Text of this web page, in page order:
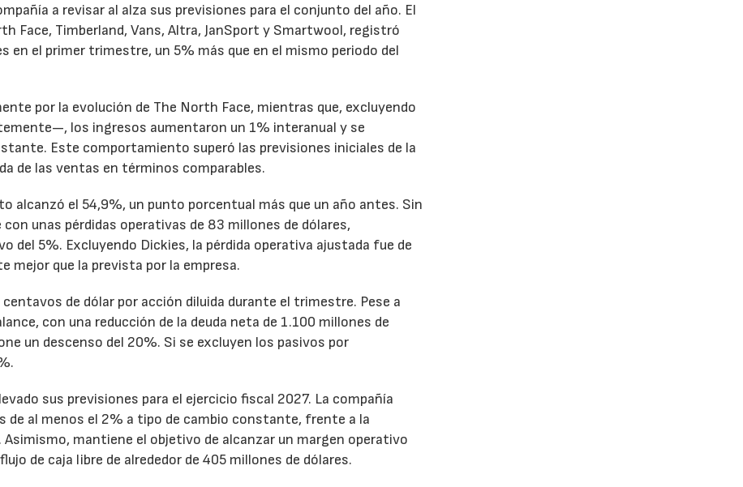
a revisar al alza sus previsiones para el conjunto del año. El
Face, Timberland, Vans, Altra, JanSport y Smartwool, registró
en el primer trimestre, un 5% más que en el mismo periodo del
por la evolución de The North Face, mientras que, excluyendo
los ingresos aumentaron un 1% interanual y se
Este comportamiento superó las previsiones iniciales de la
de las ventas en términos comparables.
alcanzó el 54,9%, un punto porcentual más que un año antes. Sin
unas pérdidas operativas de 83 millones de dólares,
del 5%. Excluyendo Dickies, la pérdida operativa ajustada fue de
mejor que la prevista por la empresa.
de dólar por acción diluida durante el trimestre. Pese a
con una reducción de la deuda neta de 1.100 millones de
un descenso del 20%. Si se excluyen los pasivos por
sus previsiones para el ejercicio fiscal 2027. La compañía
de al menos el 2% a tipo de cambio constante, frente a la
mantiene el objetivo de alcanzar un margen operativo
de caja libre de alrededor de 405 millones de dólares.